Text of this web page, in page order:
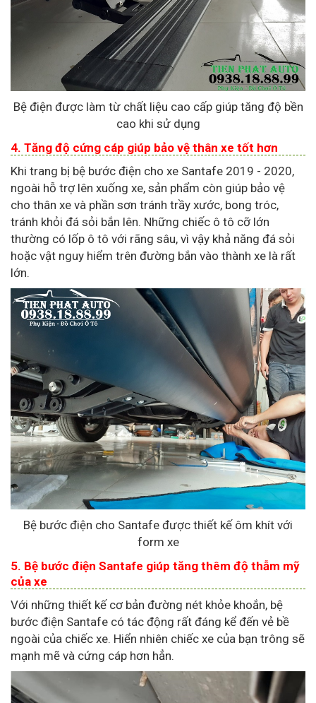
Bệ điện được làm từ chất liệu cao cấp giúp tăng độ bền
cao khi sử dụng
4. Tăng độ cứng cáp giúp bảo vệ thân xe tốt hơn
Khi trang bị bệ bước điện cho xe Santafe 2019 - 2020,
ngoài hỗ trợ lên xuống xe, sản phẩm còn giúp bảo vệ
cho thân xe và phần sơn tránh trầy xước, bong tróc,
tránh khỏi đá sỏi bắn lên. Những chiếc ô tô cỡ lớn
thường có lốp ô tô với rãng sâu, vì vậy khả năng đá sỏi
hoặc vật nguy hiểm trên đường bắn vào thành xe là rất
lớn.
Bệ bước điện cho Santafe được thiết kế ôm khít với
form xe
5. Bệ bước điện Santafe giúp tăng thêm độ thẫm mỹ
của xe
Với những thiết kế cơ bản đường nét khỏe khoắn, bệ
bước điện Santafe có tác động rất đáng kể đến vẻ bề
ngoài của chiếc xe. Hiển nhiên chiếc xe của bạn trông sẽ
mạnh mẽ và cứng cáp hơn hẳn.